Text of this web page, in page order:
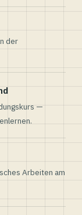
der
—
Arbeiten am